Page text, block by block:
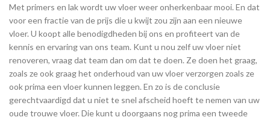
Met primers en lak wordt uw vloer weer onherkenbaar mooi. En dat
voor een fractie van de prijs die u kwijt zou zijn aan een nieuwe
vloer. U koopt alle benodigdheden bij ons en profiteert van de
kennis en ervaring van ons team. Kunt u nou zelf uw vloer niet
renoveren, vraag dat team dan om dat te doen. Ze doen het graag,
zoals ze ook graag het onderhoud van uw vloer verzorgen zoals ze
ook prima een vloer kunnen leggen. En zo is de conclusie
gerechtvaardigd dat u niet te snel afscheid hoeft te nemen van uw
oude trouwe vloer. Die kunt u doorgaans nog prima een tweede